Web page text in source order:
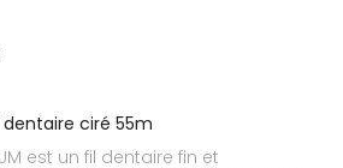
dentaire ciré 55m
est un fil dentaire fin et